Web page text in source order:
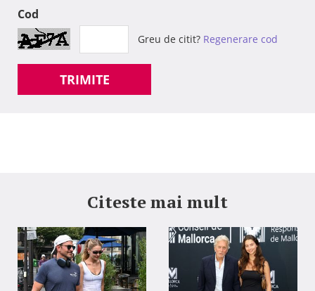
Cod
Greu de citit? Regenerare cod
TRIMITE
Citeste mai mult